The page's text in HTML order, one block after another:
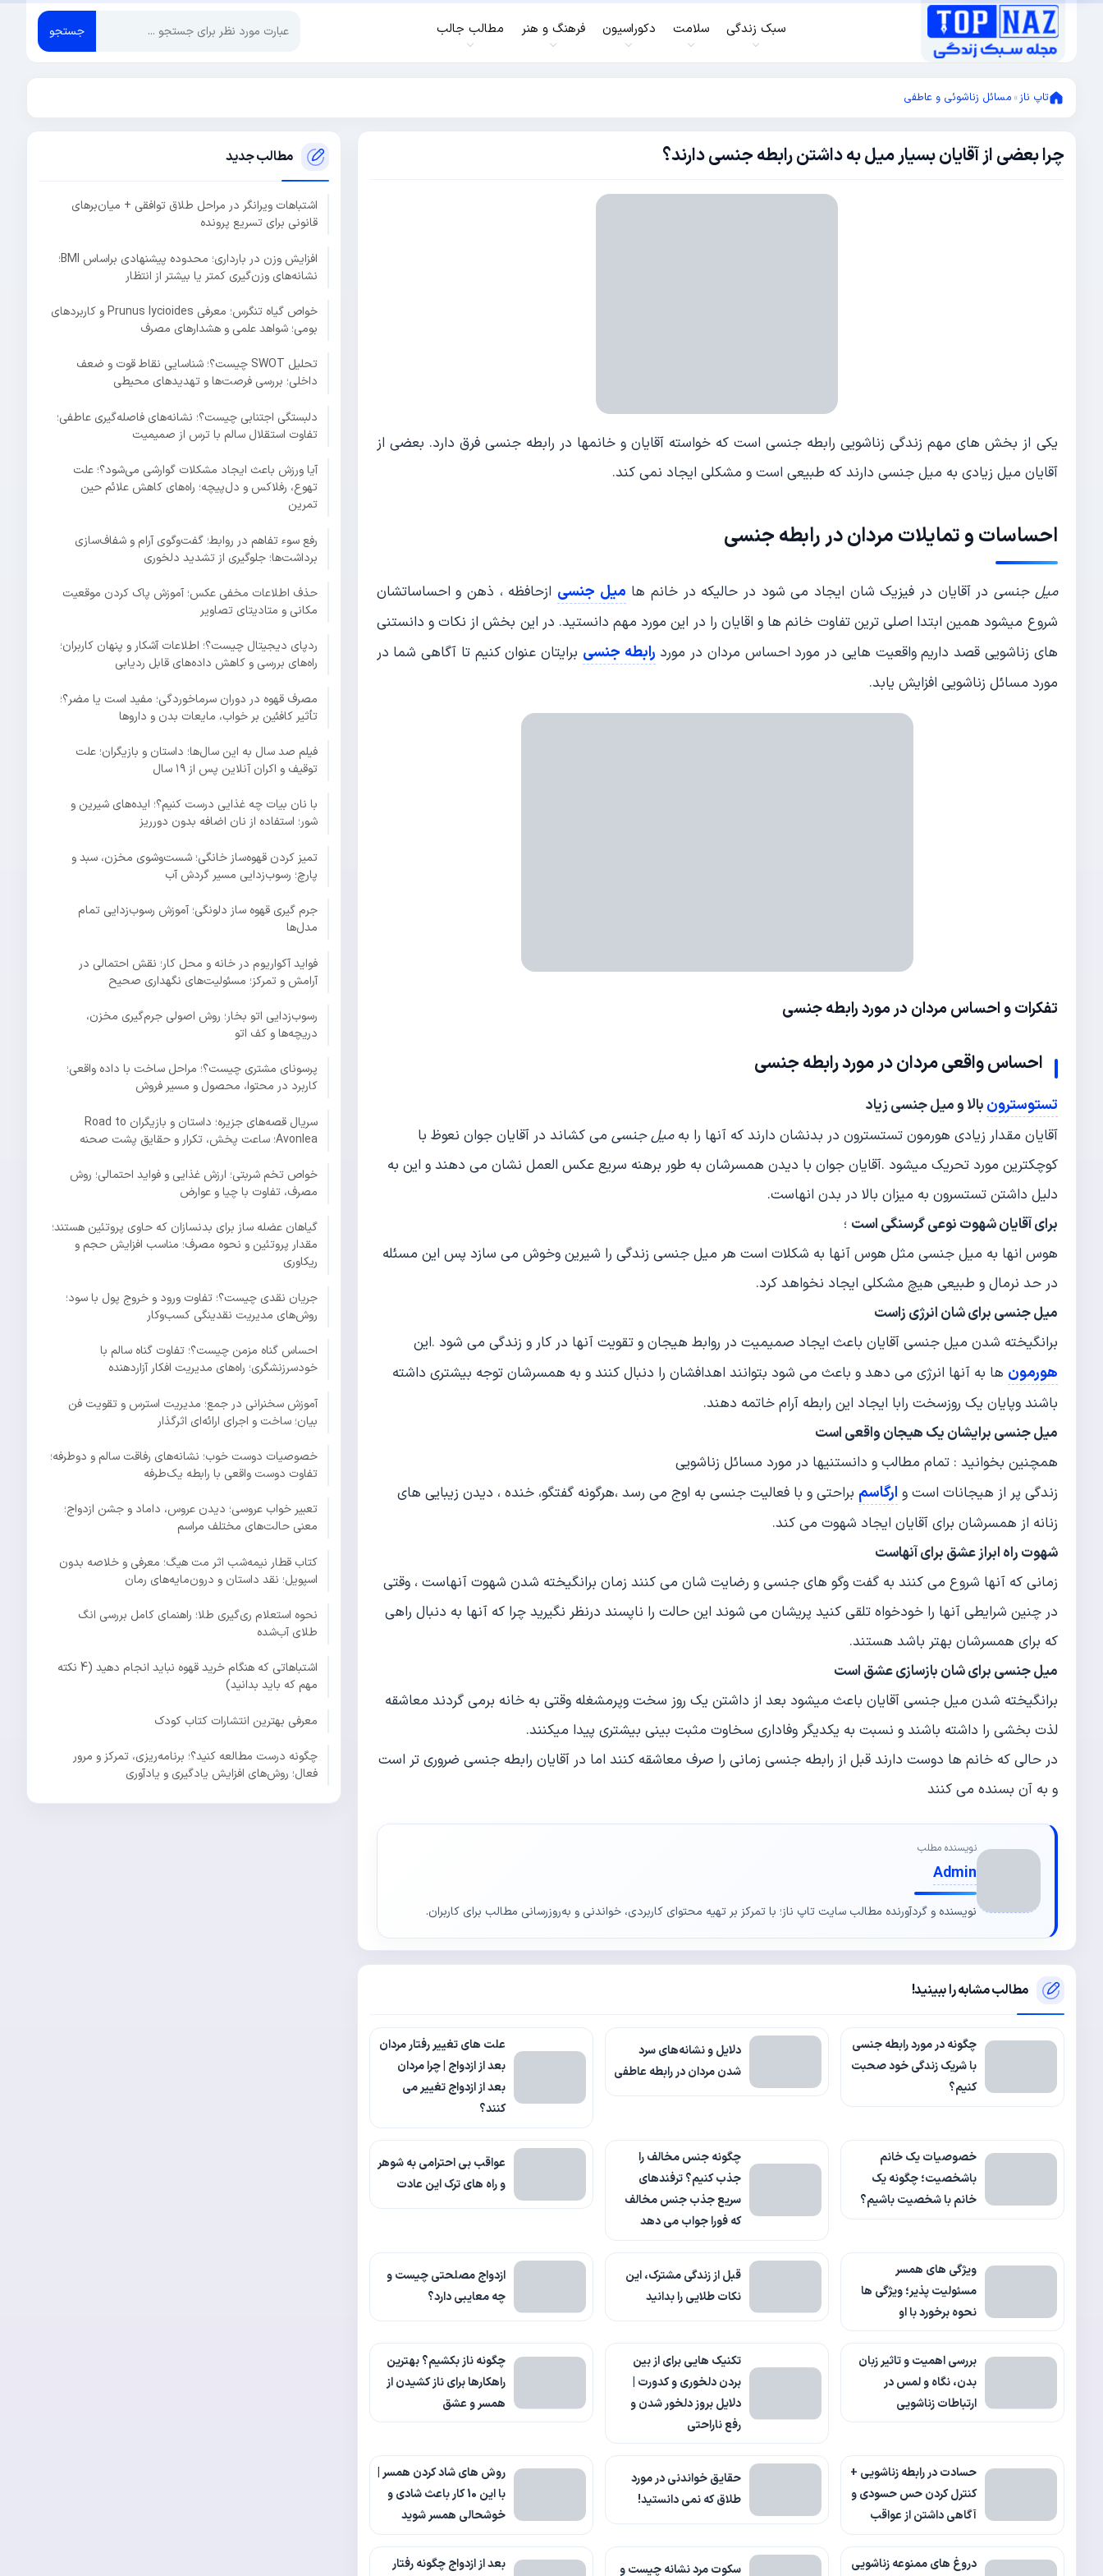
سبک زندگی سلامت دکوراسیون فرهنگ و هنر مطالب جالب جستجو
تاپ ناز» مسائل زناشوئی و عاطفی
چرا بعضی از آقایان بسیار میل به داشتن رابطه جنسی دارند؟
سپتامبر
یکی از بخش های مهم زندگی زناشویی رابطه جنسی است که خواسته آقایان و خانمها در رابطه جنسی فرق دارد. بعضی از
آقایان میل زیادی به میل جنسی دارند که طبیعی است و مشکلی ایجاد نمی کند.
احساسات و تمایلات مردان دررابطه جنسی
میل جنسی در آقایان در فیزیک شان ایجاد می شود در حالیکه در خانم ها میل جنسی ازحافظه ، ذهن و احساساتشان
شروع میشود همین ابتدا اصلی ترین تفاوت خانم ها و اقایان را در این مورد مهم دانستید. در این بخش از نکات و دانستنی
های زناشویی قصد داریم واقعیت هایی در مورد احساس مردان در مورد رابطه جنسی برایتان عنوان کنیم تا آگاهی شما در
مورد مسائل زناشویی افزایش یابد.
تفکرات و احساس مردان در مورد رابطه جنسی
احساس واقعی مردان در موردرابطه جنسی
تستوسترونبالا و میل جنسی زیاد
آقایان مقدار زیادی هورمون تستسترون در بدنشان دارند که آنها را بهمیل جنسی می کشاند در آقایان جوان نعوظ با
کوچکترین مورد تحریک میشود .آقایان جوان با دیدن همسرشان به طور برهنه سریع عکس العمل نشان می دهند و این به
دلیل داشتن تستسرون به میزان بالا در بدن انهاست.
برای آقایان شهوت نوعی گرسنگی است ؛
هوس انها به میل جنسی مثل هوس آنها به شکلات است هر میل جنسی زندگی را شیرین وخوش می سازد پس این مسئله
در حد نرمال و طبیعی هیچ مشکلی ایجاد نخواهد کرد.
میل جنسی برای شان انرژی زاست
برانگیخته شدن میل جنسی آقایان باعث ایجاد صمیمیت در روابط هیجان و تقویت آنها در کار و زندگی می شود .این
هورمون ها به آنها انرژی می دهد و باعث می شود بتوانند اهدافشان را دنبال کنند و به همسرشان توجه بیشتری داشته
باشند وپایان یک روزسخت رابا ایجاد این رابطه آرام خاتمه دهند.
میل جنسی برایشان یک هیجان واقعی است
همچنین بخوانید : تمام مطالب و دانستنیها در مورد مسائل زناشویی
زندگی پر از هیجانات است و ارگاسم براحتی و با فعالیت جنسی به اوج می رسد ،هرگونه گفتگو، خنده ، دیدن زیبایی های
زنانه از همسرشان برای آقایان ایجاد شهوت می کند.
شهوت راه ابراز عشق برای آنهاست
زمانی که آنها شروع می کنند به گفت وگو های جنسی و رضایت شان می کنند زمان برانگیخته شدن شهوت آنهاست ، وقتی
در چنین شرایطی آنها را خودخواه تلقی کنید پریشان می شوند این حالت را ناپسند درنظر نگیرید چرا که آنها به دنبال راهی
که برای همسرشان بهتر باشد هستند.
میل جنسی برای شان بازسازی عشق است
برانگیخته شدن میل جنسی آقایان باعث میشود بعد از داشتن یک روز سخت وپرمشغله وقتی به خانه برمی گردند معاشقه
لذت بخشی را داشته باشند و نسبت به یکدیگر وفاداری سخاوت مثبت بینی بیشتری پیدا میکنند.
در حالی که خانم ها دوست دارند قبل از رابطه جنسی زمانی را صرف معاشقه کنند اما در آقایان رابطه جنسی ضروری تر است
و به آن بسنده می کنند
نویسنده مطلب
Admin
نویسنده و گردآورنده مطالب سایت تاپ ناز؛ با تمرکز بر تهیه محتوای کاربردی، خواندنی و به‌روزرسانی مطالب برای کاربران.
مطالب مشابه را ببینید!
چگونه در مورد رابطه جنسی
با شریک زندگی خود صحبت
کنیم؟
دلایل و نشانه‌های سرد
شدن مردان در رابطه عاطفی
علت های تغییر رفتار مردان
بعد از ازدواج | چرا مردان
بعد از ازدواج تغییر می
کنند؟
خصوصیات یک خانم
باشخصیت؛ چگونه یک
خانم با شخصیت باشیم؟
چگونه جنس مخالف را
جذب کنیم؟ ترفندهای
سریع جذب جنس مخالف
که فورا جواب می دهد
عواقب بی احترامی به شوهر
و راه های ترک این عادت
ویژگی های همسر
مسئولیت پذیر؛ ویژگی ها
نحوه برخورد با او
قبل از زندگی مشترک، این
نکات طلایی را بدانید
ازدواج مصلحتی چیست و
چه معایبی دارد؟
بررسی اهمیت و تاثیر زبان
بدن، نگاه و لمس در
ارتباطات زناشویی
تکنیک هایی برای از بین
بردن دلخوری و کدورت |
دلایل بروز دلخور شدن و
رفع ناراحتی
چگونه ناز بکشیم؟ بهترین
راهکارها برای ناز کشیدن از
همسر و عشق
حسادت در رابطه زناشویی +
کنترل کردن حس حسودی و
آگاهی داشتن از عواقب
حقایق خواندنی در مورد
طلاق که نمی دانستید!
روش های شاد کردن همسر |
با این 10 کار باعث شادی و
خوشحالی همسر شوید
دروغ های ممنوعه زناشویی سکوت مرد نشانه چیست و بعد از ازدواج چگونه رفتار
مطالب جدید
اشتباهات ویرانگر در مراحل طلاق توافقی + میان‌برهای
قانونی برای تسریع پرونده
افزایش وزن در بارداری؛ محدوده پیشنهادی براساس BMI؛
نشانه‌های وزن‌گیری کمتر یا بیشتر از انتظار
خواص گیاه تنگرس؛ معرفی Prunus lycioides و کاربردهای
بومی؛ شواهد علمی و هشدارهای مصرف
تحلیل SWOT چیست؟؛ شناسایی نقاط قوت و ضعف
داخلی؛ بررسی فرصت‌ها و تهدیدهای محیطی
دلبستگی اجتنابی چیست؟؛ نشانه‌های فاصله‌گیری عاطفی؛
تفاوت استقلال سالم با ترس از صمیمیت
آیا ورزش باعث ایجاد مشکلات گوارشی می‌شود؟؛ علت
تهوع، رفلاکس و دل‌پیچه؛ راه‌های کاهش علائم حین
تمرین
رفع سوء تفاهم در روابط؛ گفت‌وگوی آرام و شفاف‌سازی
برداشت‌ها؛ جلوگیری از تشدید دلخوری
حذف اطلاعات مخفی عکس؛ آموزش پاک کردن موقعیت
مکانی و متادیتای تصاویر
ردپای دیجیتال چیست؟؛ اطلاعات آشکار و پنهان کاربران؛
راه‌های بررسی و کاهش داده‌های قابل ردیابی
مصرف قهوه در دوران سرماخوردگی؛ مفید است یا مضر؟؛
تأثیر کافئین بر خواب، مایعات بدن و داروها
فیلم صد سال به این سال‌ها؛ داستان و بازیگران؛ علت
توقیف و اکران آنلاین پس از ۱۹ سال
با نان بیات چه غذایی درست کنیم؟؛ ایده‌های شیرین و
شور؛ استفاده از نان اضافه بدون دورریز
تمیز کردن قهوه‌ساز خانگی؛ شست‌وشوی مخزن، سبد و
پارچ؛ رسوب‌زدایی مسیر گردش آب
جرم گیری قهوه ساز دلونگی؛ آموزش رسوب‌زدایی تمام
مدل‌ها
فواید آکواریوم در خانه و محل کار؛ نقش احتمالی در
آرامش و تمرکز؛ مسئولیت‌های نگهداری صحیح
رسوب‌زدایی اتو بخار؛ روش اصولی جرم‌گیری مخزن،
دریچه‌ها و کف اتو
پرسونای مشتری چیست؟؛ مراحل ساخت با داده واقعی؛
کاربرد در محتوا، محصول و مسیر فروش
سریال قصه‌های جزیره؛ داستان و بازیگران Road to
Avonlea؛ ساعت پخش، تکرار و حقایق پشت صحنه
خواص تخم شربتی؛ ارزش غذایی و فواید احتمالی؛ روش
مصرف، تفاوت با چیا و عوارض
گیاهان عضله ساز برای بدنسازان که حاوی پروتئین هستند؛
مقدار پروتئین و نحوه مصرف؛ مناسب افزایش حجم و
ریکاوری
جریان نقدی چیست؟؛ تفاوت ورود و خروج پول با سود؛
روش‌های مدیریت نقدینگی کسب‌وکار
احساس گناه مزمن چیست؟؛ تفاوت گناه سالم با
خودسرزنشگری؛ راه‌های مدیریت افکار آزاردهنده
آموزش سخنرانی در جمع؛ مدیریت استرس و تقویت فن
بیان؛ ساخت و اجرای ارائه‌ای اثرگذار
خصوصیات دوست خوب؛ نشانه‌های رفاقت سالم و دوطرفه؛
تفاوت دوست واقعی با رابطه یک‌طرفه
تعبیر خواب عروسی؛ دیدن عروس، داماد و جشن ازدواج؛
معنی حالت‌های مختلف مراسم
کتاب قطار نیمه‌شب اثر مت هیگ؛ معرفی و خلاصه بدون
اسپویل؛ نقد داستان و درون‌مایه‌های رمان
نحوه استعلام ری‌گیری طلا؛ راهنمای کامل بررسی انگ
طلای آب‌شده
اشتباهاتی که هنگام خرید قهوه نباید انجام دهید (4 نکته
مهم که باید بدانید)
معرفی بهترین انتشارات کتاب کودک
چگونه درست مطالعه کنید؟؛ برنامه‌ریزی، تمرکز و مرور
فعال؛ روش‌های افزایش یادگیری و یادآوری